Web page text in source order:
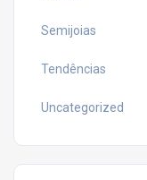
Semijoias
Tendências
Uncategorized